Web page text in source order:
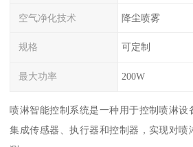
空气净化技术 降尘喷雾
规格 可定制
最大功率 200W
喷淋智能控制系统是一种用于控制喷淋设
集成传感器、执行器和控制器，实现对喷